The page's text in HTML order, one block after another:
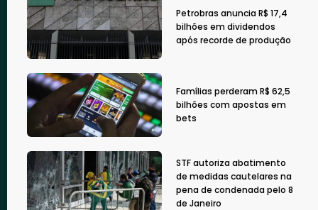
Petrobras anuncia R$ 17,4
bilhões em dividendos
após recorde de produção
Famílias perderam R$ 62,5
bilhões com apostas em
bets
STF autoriza abatimento
de medidas cautelares na
pena de condenada pelo 8
de Janeiro